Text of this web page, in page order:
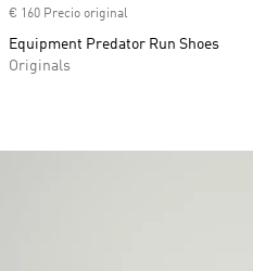
€ 160 Precio original
Equipment Predator Run Shoes
Originals